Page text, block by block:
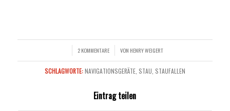
2 KOMMENTARE
/ VON HENRY WEIGERT
SCHLAGWORTE:NAVIGATIONSGERÄTE, STAU STAUFALLEN
Eintrag teilen